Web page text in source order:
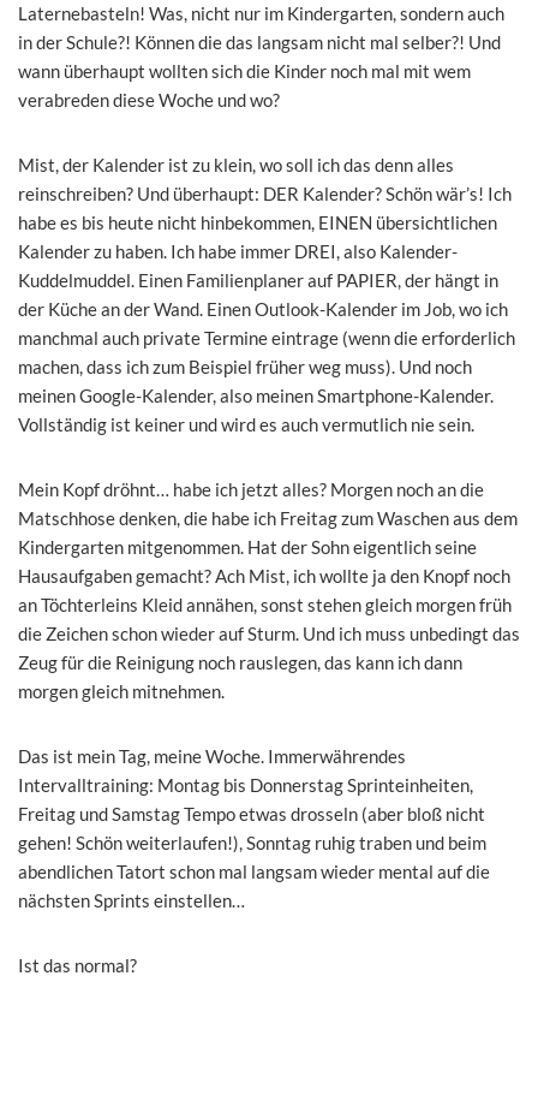
Laternebasteln! Was, nicht nur im Kindergarten, sondern auch
in der Schule?! Können die das langsam nicht mal selber?! Und
wann überhaupt wollten sich die Kinder noch mal mit wem
verabreden diese Woche und wo?
Mist, der Kalender ist zu klein, wo soll ich das denn alles
reinschreiben? Und überhaupt: DER Kalender? Schön wär’s! Ich
habe es bis heute nicht hinbekommen, EINEN übersichtlichen
Kalender zu haben. Ich habe immer DREI, also Kalender-
Kuddelmuddel. Einen Familienplaner auf PAPIER, der hängt in
der Küche an der Wand. Einen Outlook-Kalender im Job, wo ich
manchmal auch private Termine eintrage (wenn die erforderlich
machen, dass ich zum Beispiel früher weg muss). Und noch
meinen Google-Kalender, also meinen Smartphone-Kalender.
Vollständig ist keiner und wird es auch vermutlich nie sein.
Mein Kopf dröhnt… habe ich jetzt alles? Morgen noch an die
Matschhose denken, die habe ich Freitag zum Waschen aus dem
Kindergarten mitgenommen. Hat der Sohn eigentlich seine
Hausaufgaben gemacht? Ach Mist, ich wollte ja den Knopf noch
an Töchterleins Kleid annähen, sonst stehen gleich morgen früh
die Zeichen schon wieder auf Sturm. Und ich muss unbedingt das
Zeug für die Reinigung noch rauslegen, das kann ich dann
morgen gleich mitnehmen.
Das ist mein Tag, meine Woche. Immerwährendes
Intervalltraining: Montag bis Donnerstag Sprinteinheiten,
Freitag und Samstag Tempo etwas drosseln (aber bloß nicht
gehen! Schön weiterlaufen!), Sonntag ruhig traben und beim
abendlichen Tatort schon mal langsam wieder mental auf die
nächsten Sprints einstellen…
Ist das normal?